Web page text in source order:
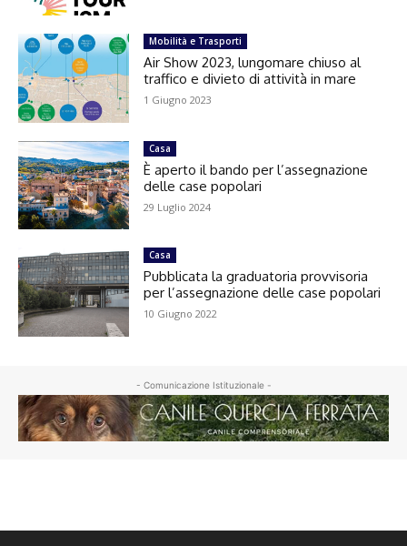
Mobilità e Trasporti
Air Show 2023, lungomare chiuso al
traffico e divieto di attività in mare
1 Giugno 2023
Casa
È aperto il bando per l’assegnazione
delle case popolari
29 Luglio 2024
Casa
Pubblicata la graduatoria provvisoria
per l’assegnazione delle case popolari
10 Giugno 2022
- Comunicazione Istituzionale -